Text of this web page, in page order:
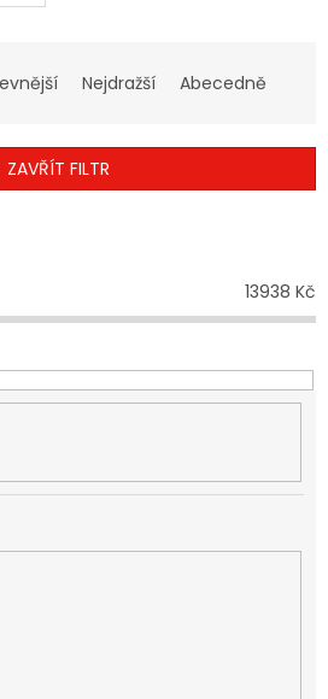
Nejdražší Abecedně
ZAVŘÍT FILTR
13938 Kč